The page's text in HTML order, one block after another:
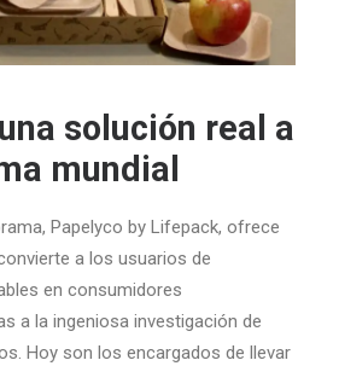
solución real a
mundial
Papelyco by Lifepack, ofrece
a los usuarios de
en consumidores
a la ingeniosa investigación de
Hoy son los encargados de llevar